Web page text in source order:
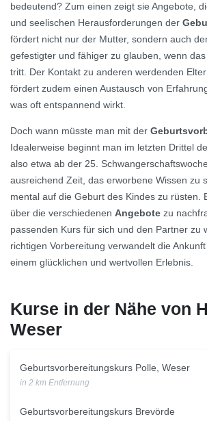
bedeutend? Zum einen zeigt sie Angebote,
und seelischen Herausforderungen der
fördert nicht nur der Mutter, sondern auch
gefestigter und fähiger zu glauben, wenn
tritt. Der Kontakt zu anderen werdenden
fördert zudem einen Austausch von
was oft entspannend wirkt.
Doch wann müsste man mit der
Idealerweise beginnt man im letzten Drittel
also etwa ab der 25.
ausreichend Zeit, das erworbene Wissen zu
mental auf die Geburt des Kindes zu rüsten.
über die verschiedenen Angebote zu
passenden Kurs für sich und den Partner zu
richtigen Vorbereitung verwandelt die
einem glücklichen und wertvollen Erlebnis.
Kurse in der Nähe von
Weser
Geburtsvorbereitungskurs Polle, Weser
in 2 km Entfernung
Geburtsvorbereitungskurs Brevörde